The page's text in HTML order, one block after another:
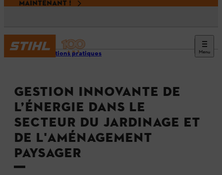
MAINTENANT !
Menu
Applications pratiques
GESTION INNOVANTE DE
L’ÉNERGIE DANS LE
SECTEUR DU JARDINAGE ET
DE L'AMÉNAGEMENT
PAYSAGER